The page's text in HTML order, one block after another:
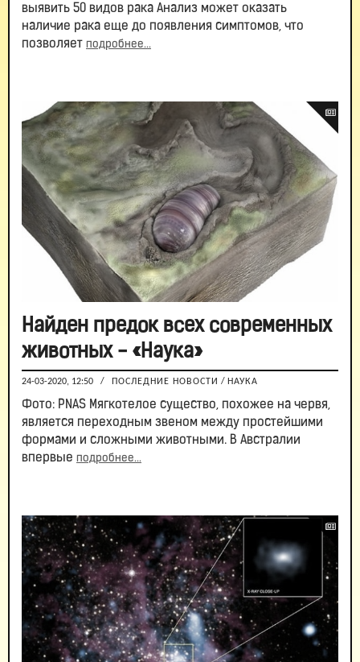
выявить 50 видов рака Анализ может оказать
наличие рака еще до появления симптомов, что
позволяет подробнее...
Найден предок всех современных
животных - «Наука»
24-03-2020, 12:50 / ПОСЛЕДНИЕ НОВОСТИ / НАУКА
Фото: PNAS Мягкотелое существо, похожее на червя,
является переходным звеном между простейшими
формами и сложными животными. В Австралии
впервые подробнее...